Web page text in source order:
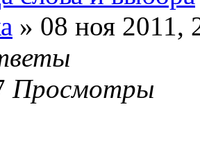
» 08 ноя 2011,
Просмотры